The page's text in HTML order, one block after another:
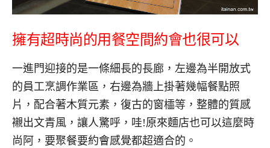
擁有超時尚的用餐空間約會也很可以
一進門迎接的是一條細長的長廊，左邊為半開放式
的員工烹調作業區，右邊為牆上掛著幾幅餐點照
片，配合著木質元素，復古的窗櫺等，整體的質感
襯出文青風，讓人驚呼，哇!原來麵店也可以這麼時
尚阿，要聚餐要約會感覺都超適合的。